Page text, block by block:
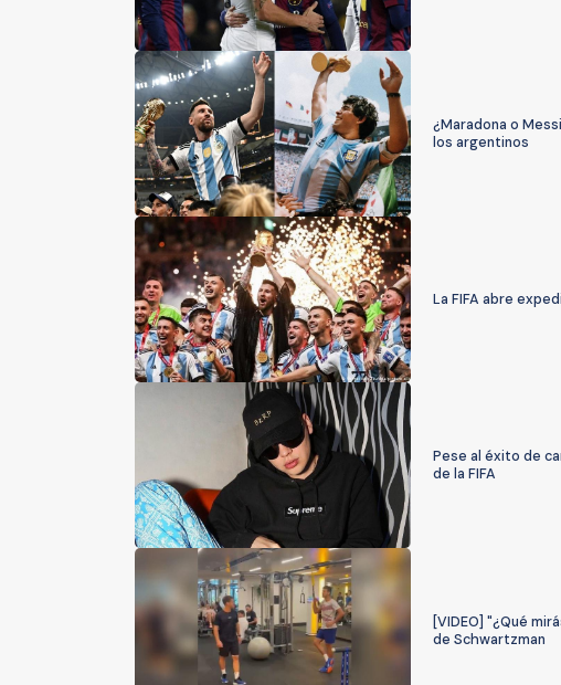
¿Maradona o
los argentinos
La FIFA abre
Pese al éxito de
de la FIFA
[VIDEO] "¿Qué
de Schwartzman